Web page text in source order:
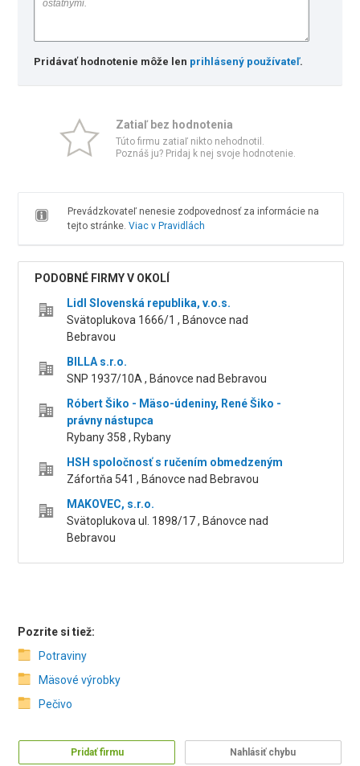
Pridávať hodnotenie môže len prihlásený používateľ.
Zatiaľ bez hodnotenia
Túto firmu zatiaľ nikto nehodnotil.
Poznáš ju? Pridaj k nej svoje hodnotenie.
Prevádzkovateľ nenesie zodpovednosť za informácie na
tejto stránke. Viac v Pravidlách
PODOBNÉ FIRMY V OKOLÍ
Lidl Slovenská republika, v.o.s.
Svätoplukova 1666/1 , Bánovce nad
Bebravou
BILLA s.r.o.
SNP 1937/10A , Bánovce nad Bebravou
Róbert Šiko - Mäso-údeniny, René Šiko -
právny nástupca
Rybany 358 , Rybany
HSH spoločnosť s ručením obmedzeným
Záfortňa 541 , Bánovce nad Bebravou
MAKOVEC, s.r.o.
Svätoplukova ul. 1898/17 , Bánovce nad
Bebravou
Pozrite si tiež:
Potraviny
Mäsové výrobky
Pečivo
Pridať firmu Nahlásiť chybu